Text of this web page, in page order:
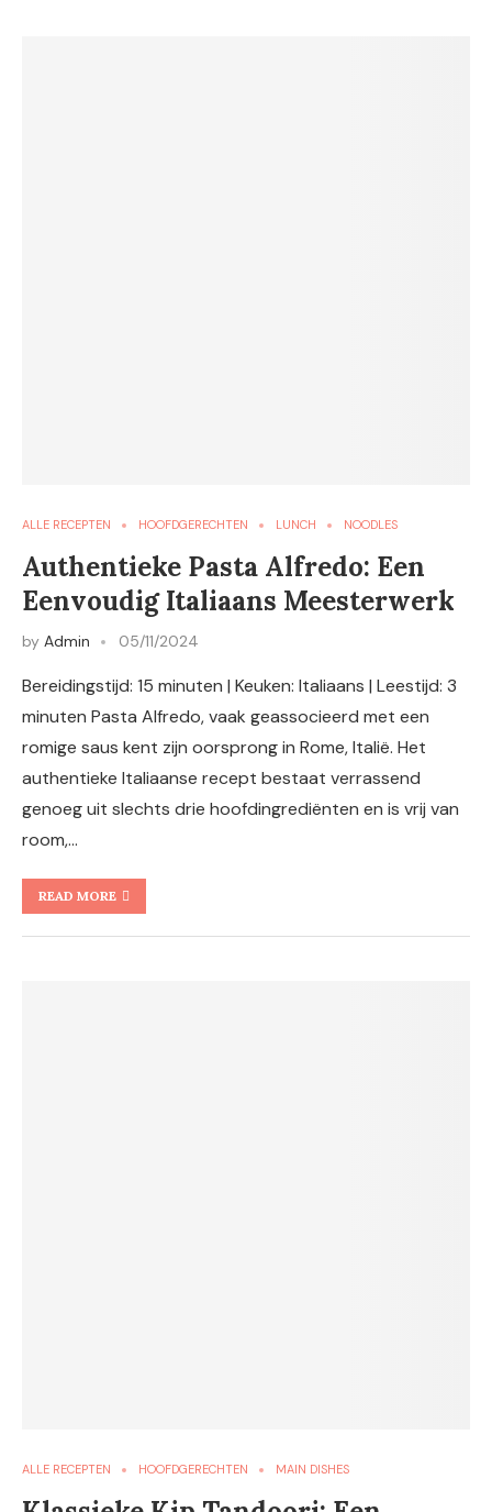
ALLE RECEPTEN HOOFDGERECHTEN LUNCH NOODLES
Authentieke Pasta Alfredo: Een
Eenvoudig Italiaans Meesterwerk
by Admin 05/11/2024
Bereidingstijd: 15 minuten | Keuken: Italiaans | Leestijd: 3
minuten Pasta Alfredo, vaak geassocieerd met een
romige saus kent zijn oorsprong in Rome, Italië. Het
authentieke Italiaanse recept bestaat verrassend
genoeg uit slechts drie hoofdingrediënten en is vrij van
room,…
READ MORE
ALLE RECEPTEN HOOFDGERECHTEN MAIN DISHES